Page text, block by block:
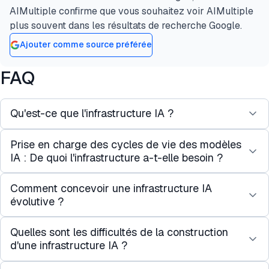
AIMultiple confirme que vous souhaitez voir AIMultiple
plus souvent dans les résultats de recherche Google.
Ajouter comme source préférée
FAQ
Qu'est-ce que l'infrastructure IA ?
L'infrastructure IA fait référence aux systèmes et
technologies de base qui permettent le
Elle se compose de trois composants principaux :
le calcul, qui fournit la puissance de traitement
(par exemple, les GPU, les TPU) nécessaire pour
entraîner et exécuter des modèles IA ; les
Prise en charge des cycles de vie des modèles
IA : De quoi l'infrastructure a-t-elle besoin ?
Un flux de travail IA complet inclut plus que
l'infrastructure. Voici les étapes clés qui
1. Ingestion de données
Comment concevoir une infrastructure IA
évolutive ?
Évolutivité et flexibilité : Les charges de travail
IA génèrent des volumes croissants de données et
Quelles sont les difficultés de la construction
d'une infrastructure IA ?